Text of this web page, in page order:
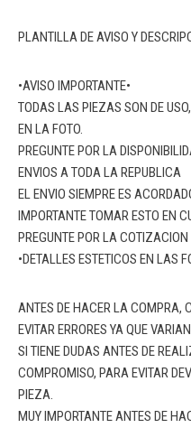
PLANTILLA DE AVISO Y
•AVISO IMPORTANTE•
TODAS LAS PIEZAS SON DE
EN LA FOTO.
PREGUNTE POR LA
ENVIOS A TODA LA REPUBLICA
EL ENVIO SIEMPRE ES
IMPORTANTE TOMAR ESTO EN
PREGUNTE POR LA COTIZACION
•DETALLES ESTETICOS EN LAS
ANTES DE HACER LA COMPRA,
EVITAR ERRORES YA QUE
SI TIENE DUDAS ANTES DE
COMPROMISO, PARA EVITAR
PIEZA.
MUY IMPORTANTE ANTES DE